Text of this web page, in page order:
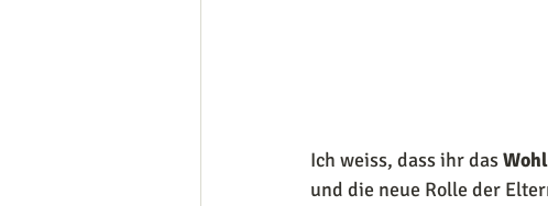
Ich weiss, dass ihr das
und die neue Rolle der